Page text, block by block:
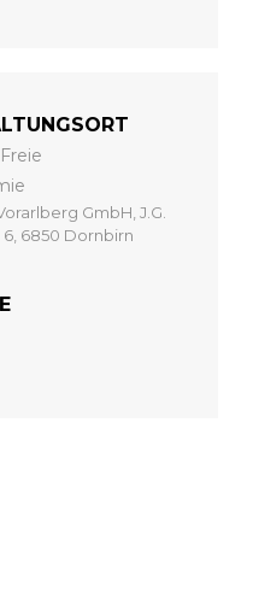
GmbH, J.G.
6850 Dornbirn